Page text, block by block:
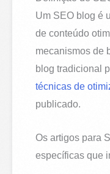
Um SEO blog é
de conteúdo
mecanismos de
blog tradicional
técnicas de
publicado.
Os artigos para
específicas que